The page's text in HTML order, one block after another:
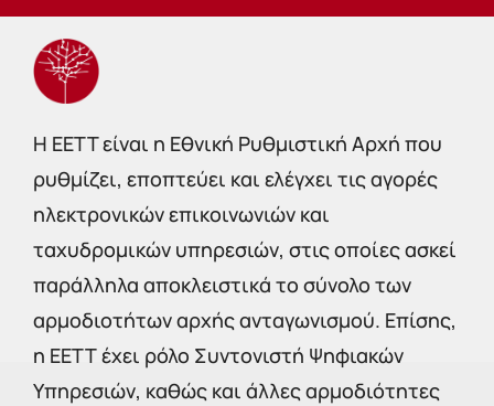
Η EETT είναι η Εθνική Ρυθμιστική Αρχή που
ρυθμίζει, εποπτεύει και ελέγχει τις αγορές
ηλεκτρονικών επικοινωνιών και
ταχυδρομικών υπηρεσιών, στις οποίες ασκεί
παράλληλα αποκλειστικά το σύνολο των
αρμοδιοτήτων αρχής ανταγωνισμού. Επίσης,
η ΕΕΤΤ έχει ρόλο Συντονιστή Ψηφιακών
Υπηρεσιών, καθώς και άλλες αρμοδιότητες